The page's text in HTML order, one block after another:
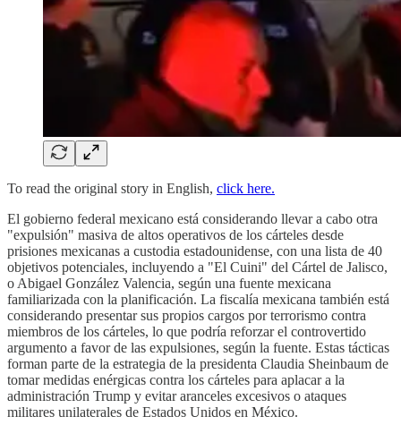
To read the original story in English, click here.
El gobierno federal mexicano está considerando llevar a cabo otra
"expulsión" masiva de altos operativos de los cárteles desde
prisiones mexicanas a custodia estadounidense, con una lista de 40
objetivos potenciales, incluyendo a "El Cuini" del Cártel de Jalisco,
o Abigael González Valencia, según una fuente mexicana
familiarizada con la planificación. La fiscalía mexicana también está
considerando presentar sus propios cargos por terrorismo contra
miembros de los cárteles, lo que podría reforzar el controvertido
argumento a favor de las expulsiones, según la fuente. Estas tácticas
forman parte de la estrategia de la presidenta Claudia Sheinbaum de
tomar medidas enérgicas contra los cárteles para aplacar a la
administración Trump y evitar aranceles excesivos o ataques
militares unilaterales de Estados Unidos en México.